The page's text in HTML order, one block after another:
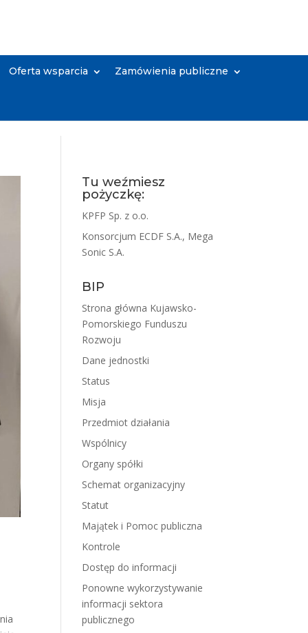
Oferta wsparcia Zamówienia publiczne
Tu weźmiesz
pożyczkę:
KPFP Sp. z o.o.
Konsorcjum ECDF S.A., Mega
Sonic S.A.
BIP
Strona główna Kujawsko-
Pomorskiego Funduszu
Rozwoju
Dane jednostki
Status
Misja
Przedmiot działania
Wspólnicy
Organy spółki
Schemat organizacyjny
Statut
Majątek i Pomoc publiczna
Kontrole
Dostęp do informacji
Ponowne wykorzystywanie
informacji sektora
publicznego